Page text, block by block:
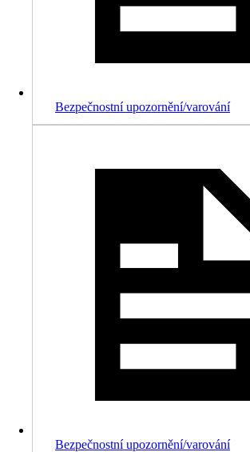
Bezpečnostní upozornění/varování
Bezpečnostní upozornění/varování